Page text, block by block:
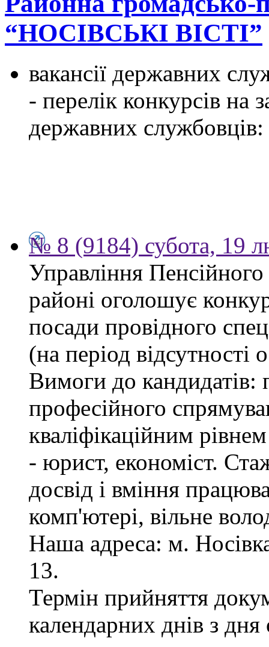
“НОСІВСЬКІ ВІСТІ”
вакансії державних
- перелік конкурсів на
державних службовців:
№ 8 (9184) субота, 19
Управління
районі оголошує
посади провідного
(на період відсутності
Вимоги до кандидатів:
професійного
кваліфікаційним
- юрист, економіст.
досвід і вміння
комп'ютері, вільне
Наша адреса: м.
13.
Термін прийняття
календарних днів з